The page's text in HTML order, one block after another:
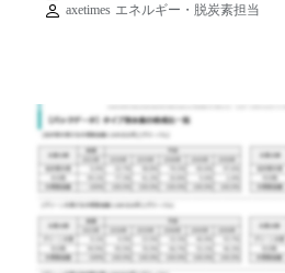
axetimes エネルギー・脱炭素担当